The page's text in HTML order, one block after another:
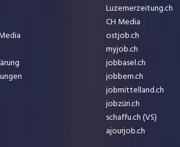
Luzernerzeitung.ch
CH Media
ostjob.ch
myjob.ch
jobbasel.ch
jobbern.ch
jobmittelland.ch
jobzüri.ch
schaffu.ch (VS)
ajourjob.ch